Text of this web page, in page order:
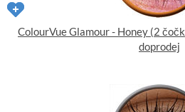
ColourVue Glamour - Honey (2
doprodej